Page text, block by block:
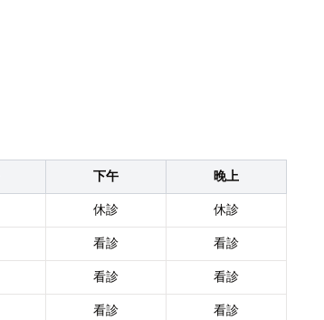
下午
晚上
休診
休診
看診
看診
看診
看診
看診
看診